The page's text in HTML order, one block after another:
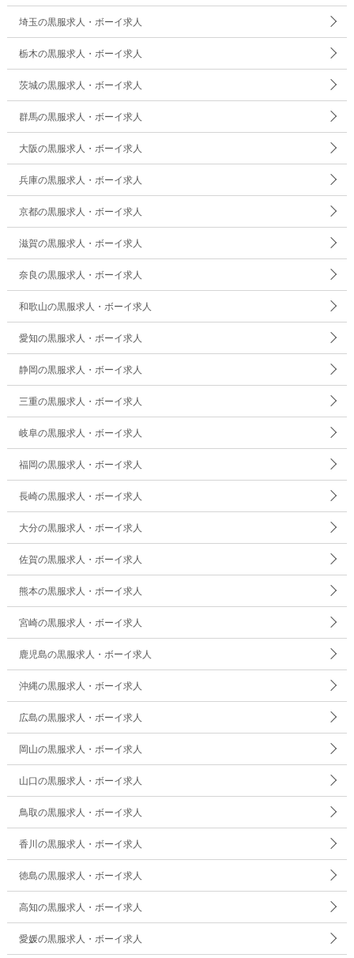
埼玉の黒服求人・ボーイ求人
栃木の黒服求人・ボーイ求人
茨城の黒服求人・ボーイ求人
群馬の黒服求人・ボーイ求人
大阪の黒服求人・ボーイ求人
兵庫の黒服求人・ボーイ求人
京都の黒服求人・ボーイ求人
滋賀の黒服求人・ボーイ求人
奈良の黒服求人・ボーイ求人
和歌山の黒服求人・ボーイ求人
愛知の黒服求人・ボーイ求人
静岡の黒服求人・ボーイ求人
三重の黒服求人・ボーイ求人
岐阜の黒服求人・ボーイ求人
福岡の黒服求人・ボーイ求人
長崎の黒服求人・ボーイ求人
大分の黒服求人・ボーイ求人
佐賀の黒服求人・ボーイ求人
熊本の黒服求人・ボーイ求人
宮崎の黒服求人・ボーイ求人
鹿児島の黒服求人・ボーイ求人
沖縄の黒服求人・ボーイ求人
広島の黒服求人・ボーイ求人
岡山の黒服求人・ボーイ求人
山口の黒服求人・ボーイ求人
鳥取の黒服求人・ボーイ求人
香川の黒服求人・ボーイ求人
徳島の黒服求人・ボーイ求人
高知の黒服求人・ボーイ求人
愛媛の黒服求人・ボーイ求人